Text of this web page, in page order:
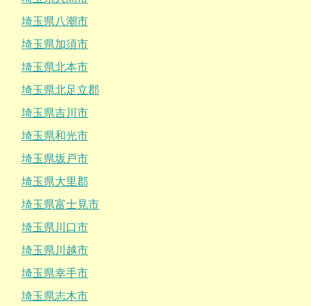
埼玉県八潮市
埼玉県加須市
埼玉県北本市
埼玉県北足立郡
埼玉県吉川市
埼玉県和光市
埼玉県坂戸市
埼玉県大里郡
埼玉県富士見市
埼玉県川口市
埼玉県川越市
埼玉県幸手市
埼玉県志木市